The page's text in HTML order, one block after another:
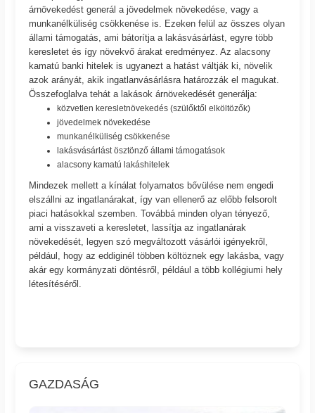
árnövekedést generál a jövedelmek növekedése, vagy a
munkanélküliség csökkenése is. Ezeken felül az összes olyan
állami támogatás, ami bátorítja a lakásvásárlást, egyre több
keresletet és így növekvő árakat eredményez. Az alacsony
kamatú banki hitelek is ugyanezt a hatást váltják ki, növelik
azok arányát, akik ingatlanvásárlásra határozzák el magukat.
Összefoglalva tehát a lakások árnövekedését generálja:
közvetlen keresletnövekedés (szülőktől elköltözők)
jövedelmek növekedése
munkanélküliség csökkenése
lakásvásárlást ösztönző állami támogatások
alacsony kamatú lakáshitelek
Mindezek mellett a kínálat folyamatos bővülése nem engedi
elszállni az ingatlanárakat, így van ellenerő az előbb felsorolt
piaci hatásokkal szemben. Továbbá minden olyan tényező,
ami a visszaveti a keresletet, lassítja az ingatlanárak
növekedését, legyen szó megváltozott vásárlói igényekről,
például, hogy az eddiginél többen költöznek egy lakásba, vagy
akár egy kormányzati döntésről, például a több kollégiumi hely
létesítéséről.
GAZDASÁG